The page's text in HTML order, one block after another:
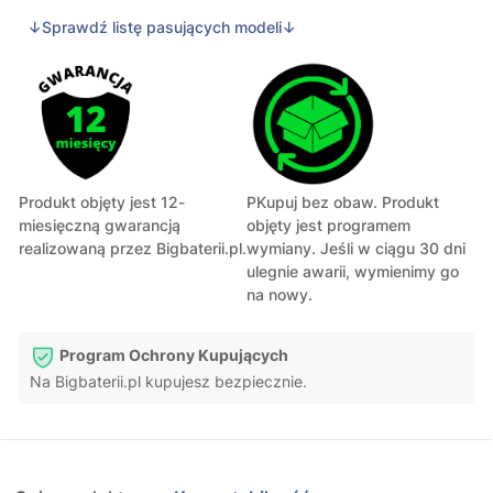
↓Sprawdź listę pasujących modeli↓
Produkt objęty jest 12-
miesięczną gwarancją
realizowaną przez Bigbaterii.pl.
PKupuj bez obaw. Produkt
objęty jest programem
wymiany. Jeśli w ciągu 30 dni
ulegnie awarii, wymienimy go
na nowy.
Program Ochrony Kupujących
Na Bigbaterii.pl kupujesz bezpiecznie.